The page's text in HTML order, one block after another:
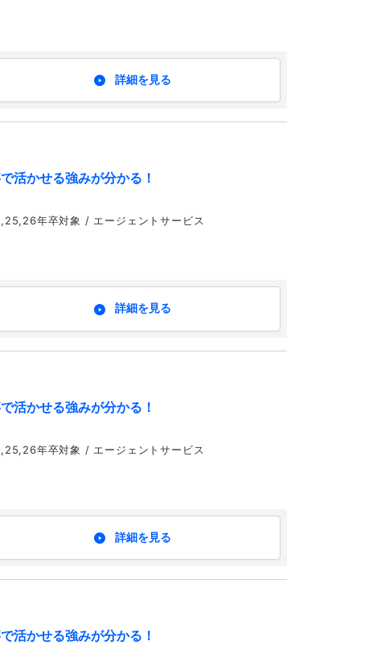
詳細を見る
活かせる強みが分かる！
年卒対象 / エージェントサービス
詳細を見る
活かせる強みが分かる！
年卒対象 / エージェントサービス
詳細を見る
活かせる強みが分かる！